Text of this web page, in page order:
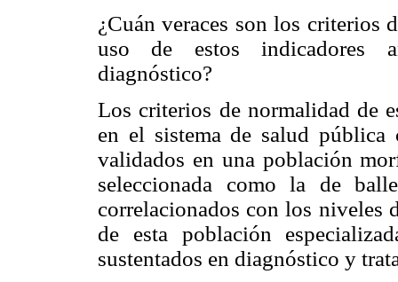
¿Cuán veraces son los criterios
uso de estos indicadores
diagnóstico?
Los criterios de normalidad de
en el sistema de salud
validados en una población
seleccionada como la de
correlacionados con los
de esta población
sustentados en diagnóstico y